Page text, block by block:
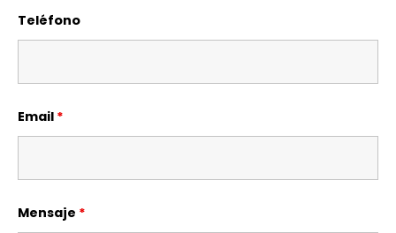
Teléfono
Email *
Mensaje *